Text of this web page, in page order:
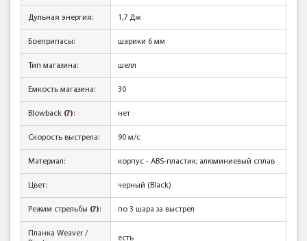
Дульная энергия: 1,7 Дж
Боеприпасы: шарики 6 мм
Тип магазина: шелл
Емкость магазина: 30
Blowback (?): нет
Скорость выстрела: 90 м/с
Материал: корпус - ABS-пластик; алюминиевый сплав
Цвет: черный (Black)
Режим стрельбы (?): по 3 шара за выстрел
Планка Weaver /
есть